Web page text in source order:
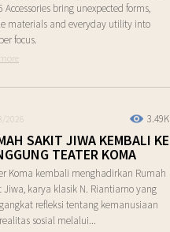
Accessories bring unexpected forms,
materials and everyday utility into
focus.
3.49K
2026
SAKIT JIWA KEMBALI KE
TEATER KOMA
Koma kembali menghadirkan Rumah
Jiwa, karya klasik N. Riantiarno yang
refleksi tentang kemanusiaan
sosial melalui...